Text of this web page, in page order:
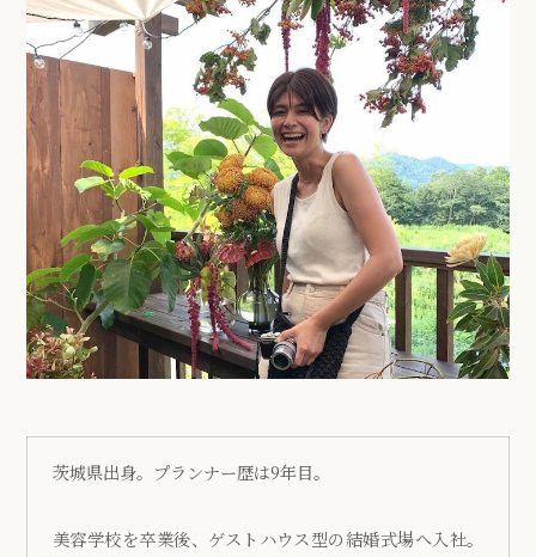
茨城県出身。プランナー歴は9年目。
美容学校を卒業後、ゲストハウス型の結婚式場へ入社。